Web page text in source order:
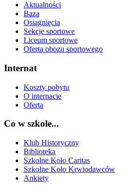
Aktualności
Baza
Osiągnięcia
Sekcje sportowe
Liceum sportowe
Oferta obozu sportowego
Internat
Koszty pobytu
O internacie
Oferta
Co w szkole...
Klub Historyczny
Biblioteka
Szkolne Koło Caritas
Szkolne Koło Krwiodawców
Ankiety